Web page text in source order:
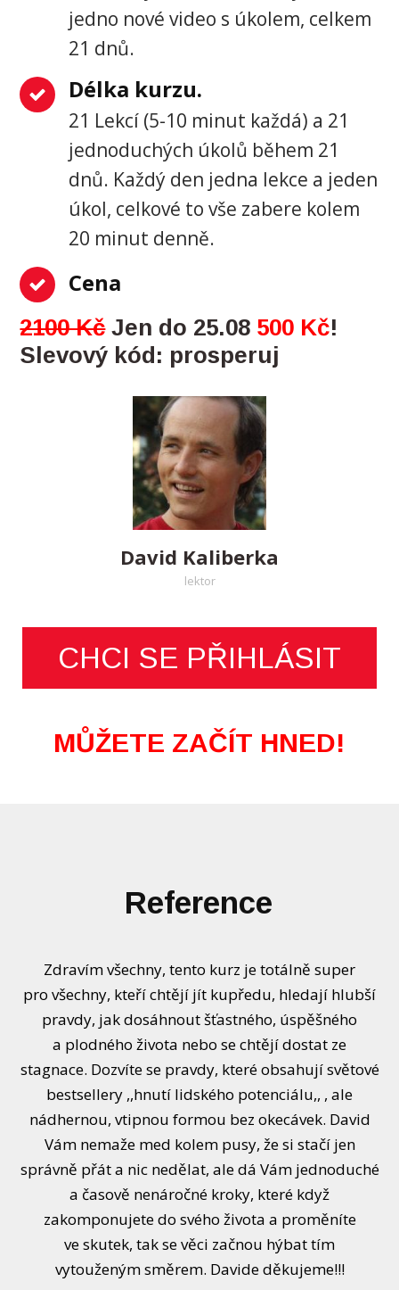
jedno nové video s úkolem, celkem
21 dnů.
Délka kurzu.
21 Lekcí (5-10 minut každá) a 21
jednoduchých úkolů během 21
dnů. Každý den jedna lekce a jeden
úkol, celkové to vše zabere kolem
20 minut denně.
Cena
2100 KčJen do 25.08 500 Kč!
Slevový kód: prosperuj
David Kaliberka
lektor
CHCI SE PŘIHLÁSIT
MŮŽETE ZAČÍT HNED!
Reference
Zdravím všechny, tento kurz je totálně super
pro všechny, kteří chtějí jít kupředu, hledají hlubší
pravdy, jak dosáhnout šťastného, úspěšného
a plodného života nebo se chtějí dostat ze
stagnace. Dozvíte se pravdy, které obsahují světové
bestsellery ,,hnutí lidského potenciálu,, , ale
nádhernou, vtipnou formou bez okecávek. David
Vám nemaže med kolem pusy, že si stačí jen
správně přát a nic nedělat, ale dá Vám jednoduché
a časově nenáročné kroky, které když
zakomponujete do svého života a proměníte
ve skutek, tak se věci začnou hýbat tím
vytouženým směrem. Davide děkujeme!!!